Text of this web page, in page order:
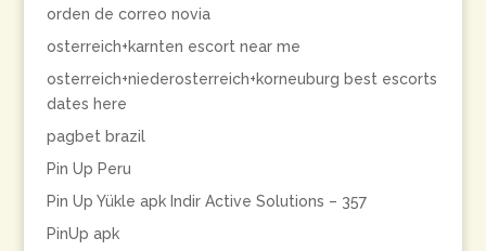
orden de correo novia
osterreich+karnten escort near me
osterreich+niederosterreich+korneuburg best escorts
dates here
pagbet brazil
Pin Up Peru
Pin Up Yükle apk Indir Active Solutions – 357
PinUp apk